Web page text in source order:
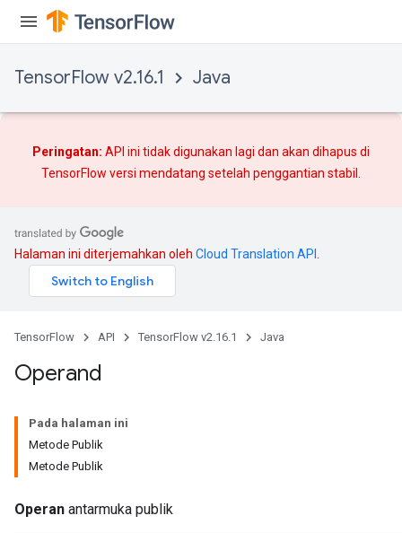
TensorFlow v2.16.1 Java
Peringatan: API ini tidak digunakan lagi dan akan dihapus di
TensorFlow versi mendatang setelah penggantian stabil.
Halaman ini diterjemahkan oleh Cloud Translation API
TensorFlow API TensorFlow v2.16.1 Java
Operand
Pada halaman ini
Metode Publik
Metode Publik
Operan antarmuka publik